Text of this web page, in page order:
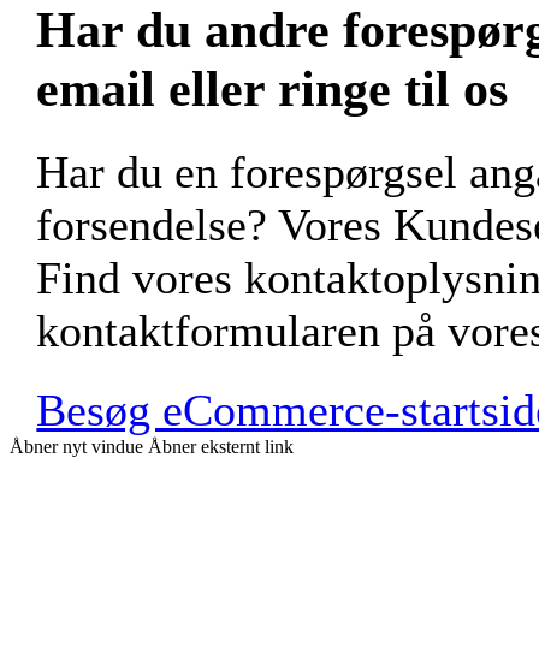
Har du andre
email eller ringe til os
Har du en forespørgsel
forsendelse? Vores
Find vores
kontaktformularen på
Besøg eCommerce-
Åbner nyt vindue Åbner eksternt link